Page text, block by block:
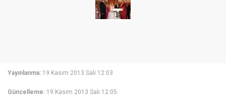
Yayınlanma: 19 Kasım 2013 Salı 12:03
Güncelleme: 19 Kasım 2013 Salı 12:05